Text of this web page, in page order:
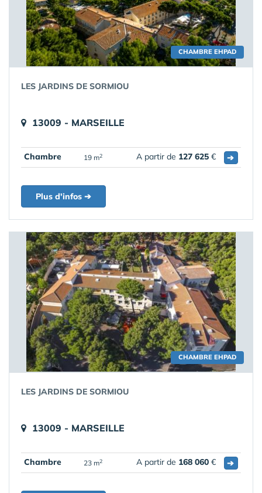
CHAMBRE EHPAD
LES JARDINS DE SORMIOU
13009 - MARSEILLE
Chambre 19 m2 A partir de 127 625 € ➔
Plus d'infos ➔
CHAMBRE EHPAD
LES JARDINS DE SORMIOU
13009 - MARSEILLE
Chambre 23 m2 A partir de 168 060 € ➔